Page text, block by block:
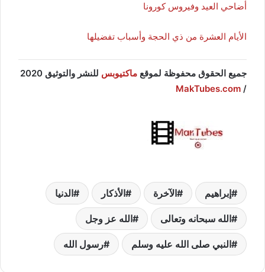
أضاحي العيد وفيروس كورونا
الأيام العشرة من ذي الحجة وأسباب تفضيلها
جميع الحقوق محفوظة لموقع ماكتيوبس
للنشر والتوثيق 2020
/
MakTubes.com
إبراهيم الآخرة الأذكار الدنيا
الله سبحانه وتعالى الله عز وجل
النبي صلى الله عليه وسلم رسول الله